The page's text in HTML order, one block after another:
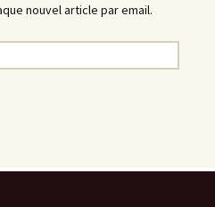
nouvel article par email.